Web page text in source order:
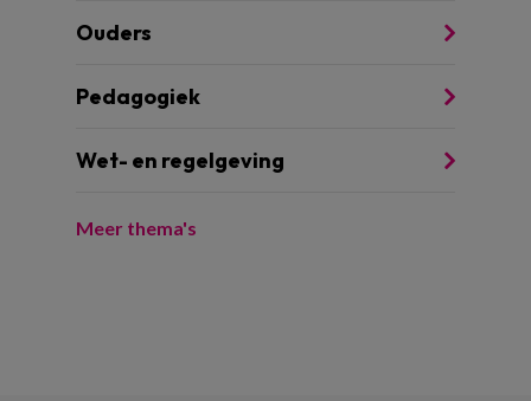
Ouders
Pedagogiek
Wet- en regelgeving
Meer thema's